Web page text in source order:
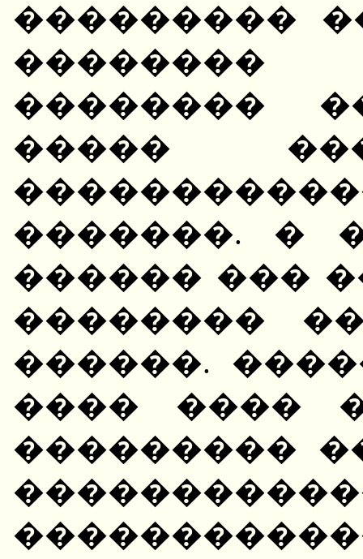
���������
��������
�����
�������. �
������ ���
��������
������.
���� ����
���������